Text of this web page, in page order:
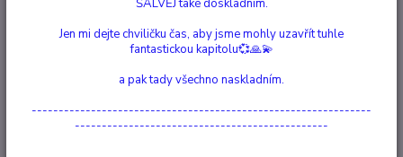
Vánoční Stromeček svíčka je vytvořena ze 100% přírodního sójového
vosku prvotřídní kvality, koncentrovaných rozpustných barviv do vosku.
Vůně: Vanilky, Pomeranče,Skořice a Jablíčka A jelikož mi často říkáte, že
Jen mi dejte chviličku čas, aby jsme mohly uzavřít tuhle
fantastickou kapitolu💞🙏💫
a pak tady všechno naskladním.
---------------------------------------------------------------
-----------------------------------------------